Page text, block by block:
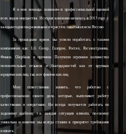
Я и моя команда занимаемся профессиональной оценкой
всех видов имущества. История компании началась в 2013 году, с
каждым годом мы развиваемся и растём, охватывая всю Россию.
За прошедшее время, мы успели поработать с такими
компаниями как: LG Group, Газпром, Ростех, Росэлектроника,
Финам, Сбербанк и прочими. Получили огромное количество
положительных отзывов и благодарностей как от крупных
юридических лиц, так и от физических лиц.
Могу ответственно заявить, что работаю с
профессионалами своего дела, которые, выполняют работу
качественно и оперативно. Ни всегда получается работать по
заданному шаблону, т.к. каждая ситуация клиента, по-своему
уникальна и конечно мы всегда ставим в приоритет требования
клиента.